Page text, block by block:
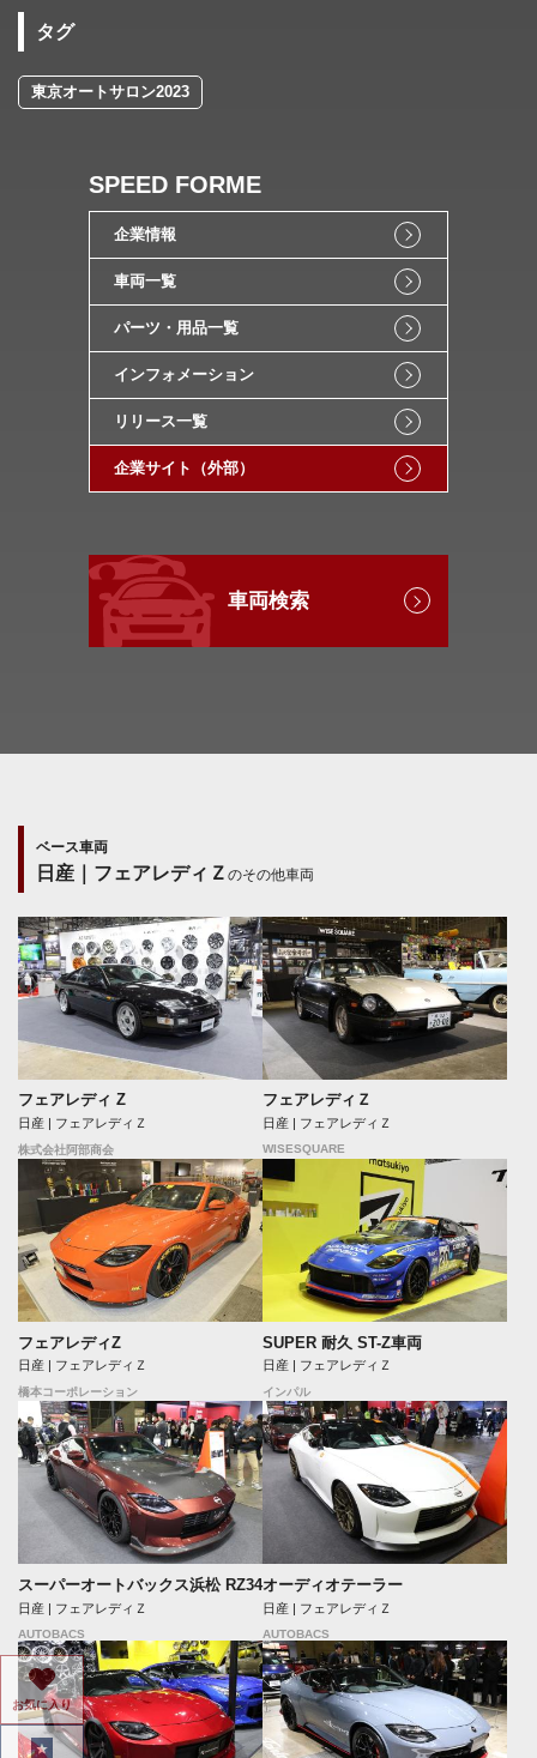
タグ
東京オートサロン2023
SPEED FORME
企業情報
車両一覧
パーツ・用品一覧
インフォメーション
リリース一覧
企業サイト（外部）
車両検索
ベース車両
日産｜フェアレディＺ のその他車両
フェアレディ Z
日産 | フェアレディＺ
株式会社阿部商会
フェアレディＺ
日産 | フェアレディＺ
WISESQUARE
フェアレディZ
日産 | フェアレディＺ
橋本コーポレーション
SUPER 耐久 ST-Z車両
日産 | フェアレディＺ
インパル
スーパーオートバックス浜松 RZ34
日産 | フェアレディＺ
AUTOBACS
オーディオテーラー
日産 | フェアレディＺ
AUTOBACS
お気に入り